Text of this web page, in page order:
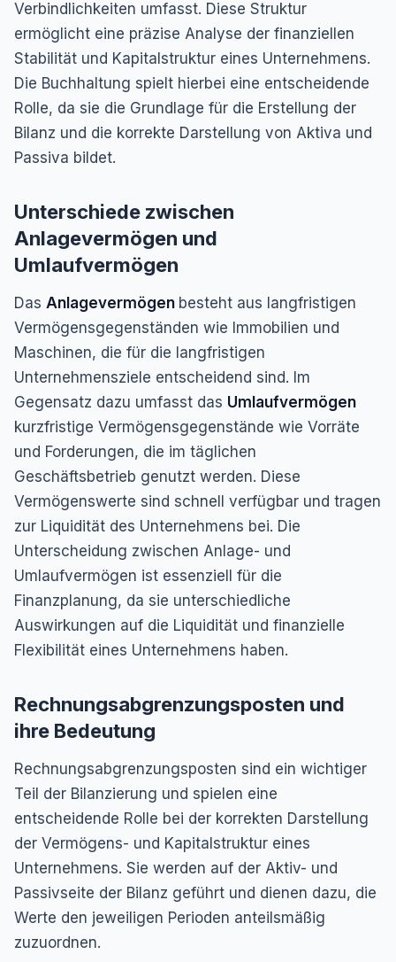
Verbindlichkeiten umfasst. Diese Struktur
ermöglicht eine präzise Analyse der finanziellen
Stabilität und Kapitalstruktur eines Unternehmens.
Die Buchhaltung spielt hierbei eine entscheidende
Rolle, da sie die Grundlage für die Erstellung der
Bilanz und die korrekte Darstellung von Aktiva und
Passiva bildet.
Unterschiede zwischen
Anlagevermögen und
Umlaufvermögen
Das Anlagevermögen besteht aus langfristigen
Vermögensgegenständen wie Immobilien und
Maschinen, die für die langfristigen
Unternehmensziele entscheidend sind. Im
Gegensatz dazu umfasst das Umlaufvermögen
kurzfristige Vermögensgegenstände wie Vorräte
und Forderungen, die im täglichen
Geschäftsbetrieb genutzt werden. Diese
Vermögenswerte sind schnell verfügbar und tragen
zur Liquidität des Unternehmens bei. Die
Unterscheidung zwischen Anlage- und
Umlaufvermögen ist essenziell für die
Finanzplanung, da sie unterschiedliche
Auswirkungen auf die Liquidität und finanzielle
Flexibilität eines Unternehmens haben.
Rechnungsabgrenzungsposten und
ihre Bedeutung
Rechnungsabgrenzungsposten sind ein wichtiger
Teil der Bilanzierung und spielen eine
entscheidende Rolle bei der korrekten Darstellung
der Vermögens- und Kapitalstruktur eines
Unternehmens. Sie werden auf der Aktiv- und
Passivseite der Bilanz geführt und dienen dazu, die
Werte den jeweiligen Perioden anteilsmäßig
zuzuordnen.